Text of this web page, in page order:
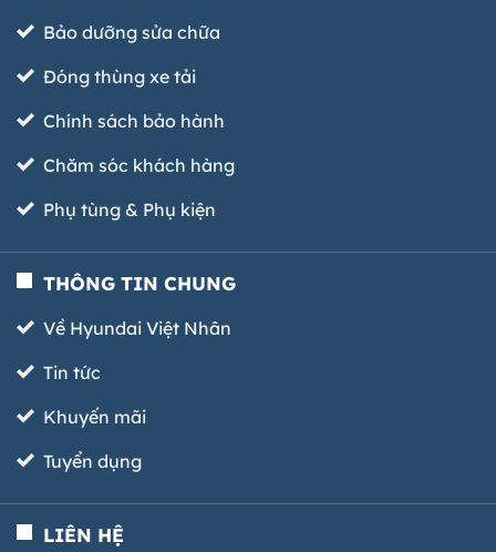
Bảo dưỡng sửa chữa
Đóng thùng xe tải
Chính sách bảo hành
Chăm sóc khách hàng
Phụ tùng & Phụ kiện
THÔNG TIN CHUNG
Về Hyundai Việt Nhân
Tin tức
Khuyến mãi
Tuyển dụng
LIÊN HỆ